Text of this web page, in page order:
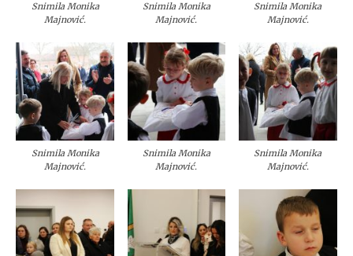
Snimila Monika
Majnović.
Snimila Monika
Majnović.
Snimila Monika
Majnović.
Snimila Monika
Majnović.
Snimila Monika
Majnović.
Snimila Monika
Majnović.